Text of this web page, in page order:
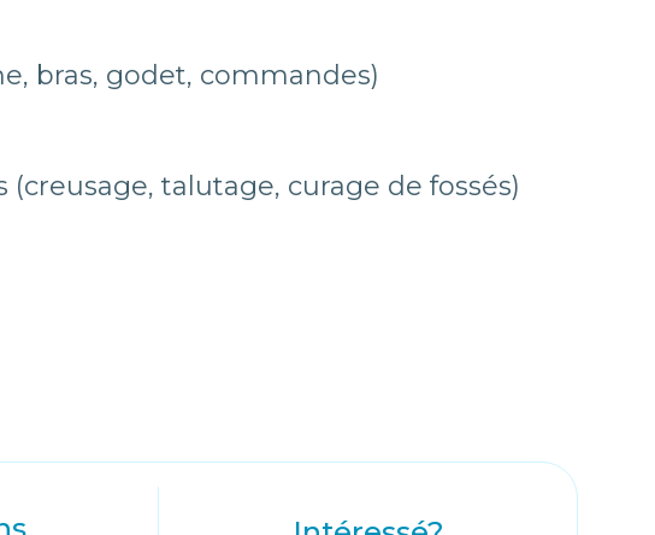
bras, godet, commandes)
talutage, curage de fossés)